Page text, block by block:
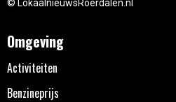
© LokaalnieuwsRoerdalen.nl
Omgeving
Activiteiten
Benzineprijs